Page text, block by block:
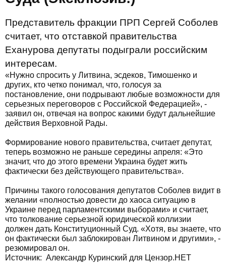
Представитель фракции ПРП Сергей Соболев
считает, что отставкой правительства
Еханурова депутаты подыграли российским
интересам.
«Нужно спросить у Литвина, эсдеков, Тимошенко и
других, кто четко понимал, что, голосуя за
постановление, они подрывают любые возможности для
серьезных переговоров с Российской Федерацией», -
заявил он, отвечая на вопрос какими будут дальнейшие
действия Верховной Рады.
Формирование нового правительства, считает депутат,
теперь возможно не раньше середины апреля: «Это
значит, что до этого времени Украина будет жить
фактически без действующего правительства».
Причины такого голосования депутатов Соболев видит в
желании «полностью довести до хаоса ситуацию в
Украине перед парламентскими выборами» и считает,
что толкование серьезной юридической коллизии
должен дать Конституционный Суд. «Хотя, вы знаете, что
он фактически был заблокирован Литвином и другими», -
резюмировал он.
Источник: Александр Куринский для Цензор.НЕТ